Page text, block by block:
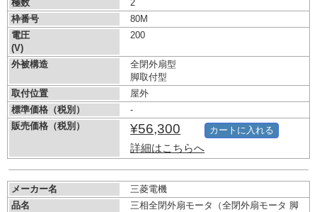
極数
2
枠番号
80M
電圧
(V)
200
外被構造
全閉外扇型
脚取付型
取付位置
屋外
標準価格（税別）
-
販売価格（税別）
¥56,300
詳細はこちらへ
カートに入れる
メーカー名
三菱電機
品名
三相全閉外扇モータ（全閉外扇モータ 脚